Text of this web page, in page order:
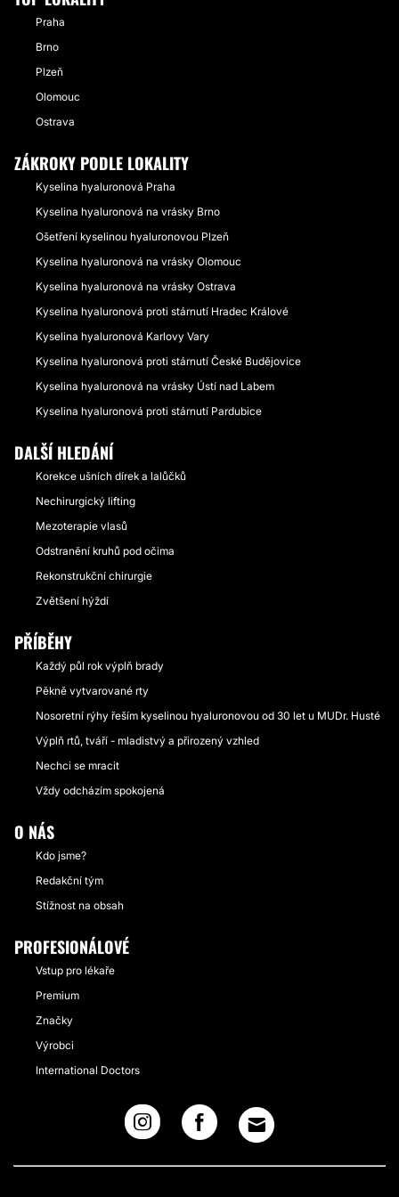
Praha
Brno
Plzeň
Olomouc
Ostrava
ZÁKROKY PODLE LOKALITY
Kyselina hyaluronová Praha
Kyselina hyaluronová na vrásky Brno
Ošetření kyselinou hyaluronovou Plzeň
Kyselina hyaluronová na vrásky Olomouc
Kyselina hyaluronová na vrásky Ostrava
Kyselina hyaluronová proti stárnutí Hradec Králové
Kyselina hyaluronová Karlovy Vary
Kyselina hyaluronová proti stárnutí České Budějovice
Kyselina hyaluronová na vrásky Ústí nad Labem
Kyselina hyaluronová proti stárnutí Pardubice
DALŠÍ HLEDÁNÍ
Korekce ušních dírek a lalůčků
Nechirurgický lifting
Mezoterapie vlasů
Odstranění kruhů pod očima
Rekonstrukční chirurgie
Zvětšení hýždí
PŘÍBĚHY
Každý půl rok výplň brady
Pěkně vytvarované rty
Nosoretní rýhy řeším kyselinou hyaluronovou od 30 let u MUDr. Husté
Výplň rtů, tváří - mladistvý a přirozený vzhled
Nechci se mracit
Vždy odcházím spokojená
O NÁS
Kdo jsme?
Redakční tým
Stížnost na obsah
PROFESIONÁLOVÉ
Vstup pro lékaře
Premium
Značky
Výrobci
International Doctors